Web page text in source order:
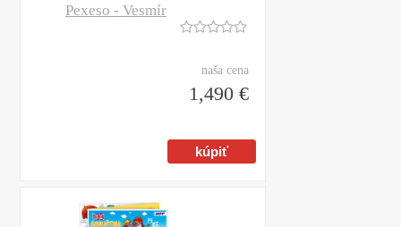
Pexeso - Vesmír
naša cena
1,490 €